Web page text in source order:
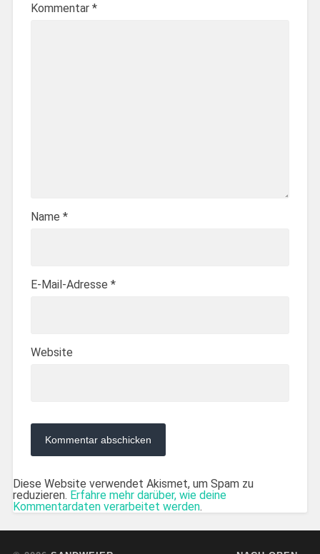
Kommentar *
Name *
E-Mail-Adresse *
Website
Diese Website verwendet Akismet, um Spam zu
reduzieren. Erfahre mehr darüber, wie deine
Kommentardaten verarbeitet werden.